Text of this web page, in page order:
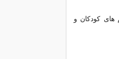
های کودکان و